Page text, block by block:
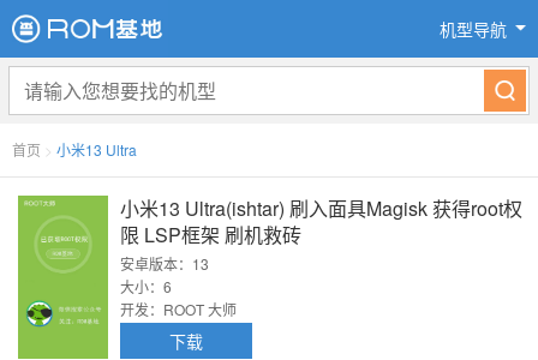
机型导航
首页 > 小米13 Ultra
小米13 Ultra(ishtar) 刷入面具Magisk 获得root权
限 LSP框架 刷机救砖
安卓版本：13
大小：6
开发：ROOT 大师
下载